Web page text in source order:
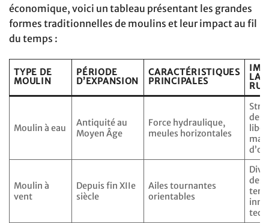
économique, voici un tableau présentant les grandes
formes traditionnelles de moulins et leur impact au fil
du temps :
TYPE DE
MOULIN
PÉRIODE
D’EXPANSION
CARACTÉRISTIQUES
PRINCIPALES
LA
Moulin à eau
Antiquité au
Moyen Âge
Force hydraulique,
meules horizontales
des
Moulin à
vent
Depuis fin XIIe
siècle
Ailes tournantes
orientables
des